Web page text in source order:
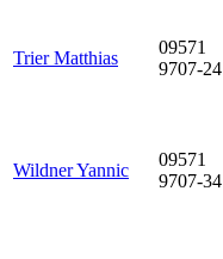
Trier Matthias
09571
9707-24
Wildner Yannic
09571
9707-34